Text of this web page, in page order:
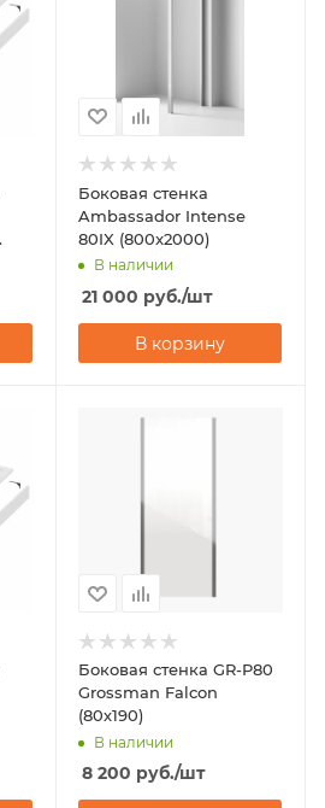
Боковая стенка
Ambassador Intense
80IX (800x2000)
В наличии
21 000 руб./шт
В корзину
Боковая стенка GR-P80
Grossman Falcon
(80х190)
В наличии
8 200 руб./шт